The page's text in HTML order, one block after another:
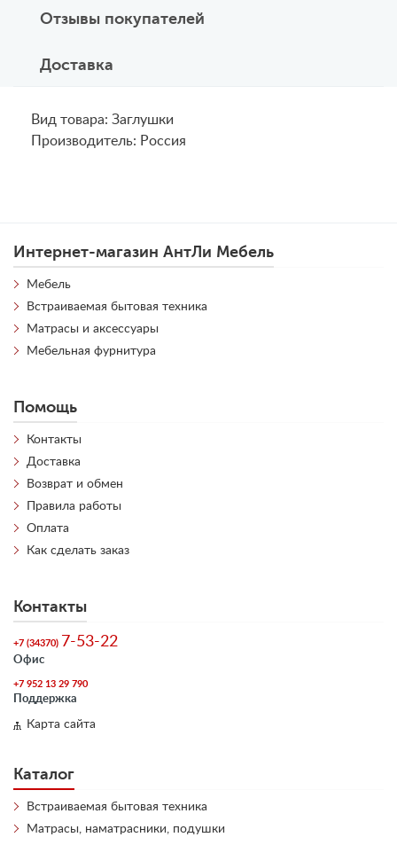
Отзывы покупателей
Доставка
Вид товара: Заглушки
Производитель: Россия
Интернет-магазин АнтЛи Мебель
Мебель
Встраиваемая бытовая техника
Матрасы и аксессуары
Мебельная фурнитура
Помощь
Контакты
Доставка
Возврат и обмен
Правила работы
Оплата
Как сделать заказ
Контакты
+7 (34370) 7-53-22
Офис
+7 952 13 29 790
Поддержка
Карта сайта
Каталог
Встраиваемая бытовая техника
Матрасы, наматрасники, подушки